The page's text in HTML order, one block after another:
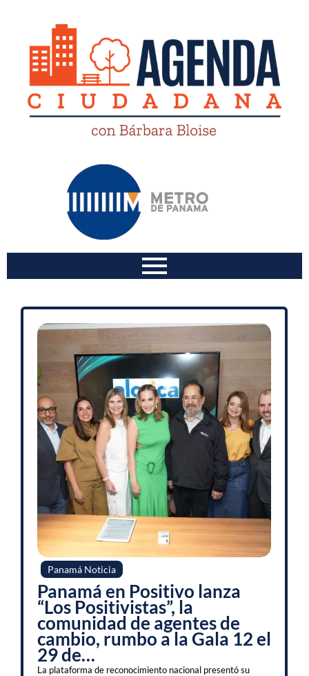
Panamá Noticia
Panamá en Positivo lanza
“Los Positivistas”, la
comunidad de agentes de
cambio, rumbo a la Gala 12 el
29 de…
La plataforma de reconocimiento nacional presentó su